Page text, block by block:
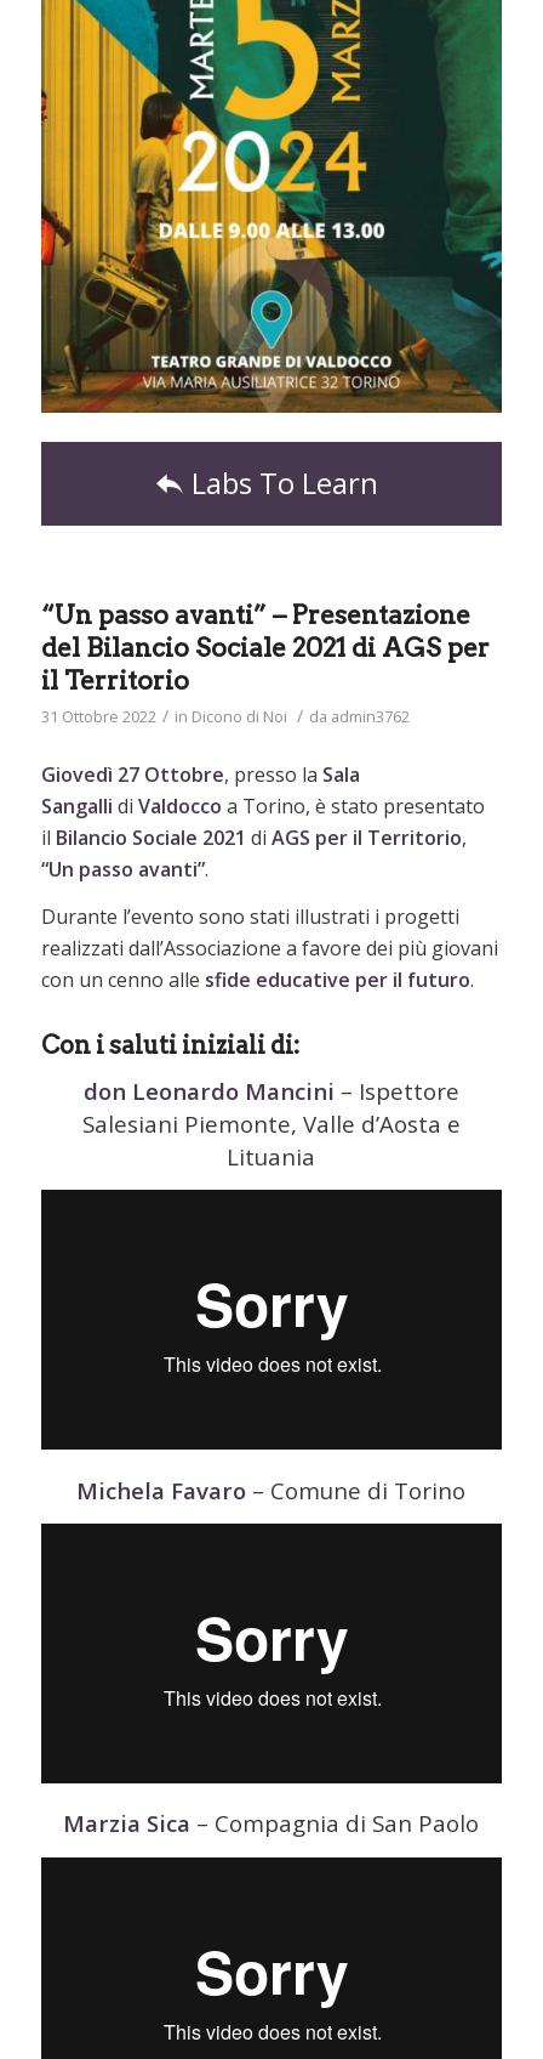
Labs To Learn
“Un passo avanti” – Presentazione
del Bilancio Sociale 2021 di AGS per
il Territorio
31 Ottobre 2022 / in Dicono di Noi / da admin3762
Giovedì 27 Ottobre, presso la Sala
Sangalli di Valdocco a Torino, è stato presentato
il Bilancio Sociale 2021 di AGS per il Territorio,
“Un passo avanti”.
Durante l’evento sono stati illustrati i progetti
realizzati dall’Associazione a favore dei più giovani
con un cenno alle sfide educative per il futuro.
Con i saluti iniziali di:
don Leonardo Mancini – Ispettore
Salesiani Piemonte, Valle d’Aosta e
Lituania
Michela Favaro – Comune di Torino
Marzia Sica – Compagnia di San Paolo